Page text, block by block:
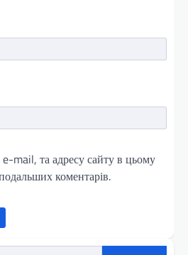
mail, та адресу сайту в цьому
коментарів.